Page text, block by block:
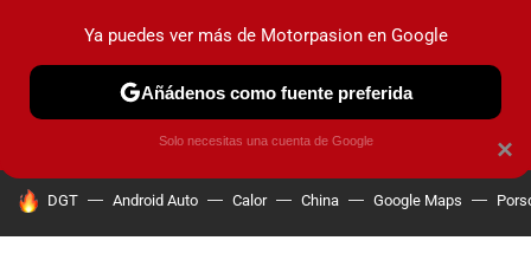
PRUEBAS COCHES ELÉCTRICOS OBSERVATORIO
HOY SE HABLA DE
DGT Android Auto Calor China Google Maps
×
Ya puedes ver más de Motorpasion en Google
Añádenos como fuente preferida
Solo necesitas una cuenta de Google